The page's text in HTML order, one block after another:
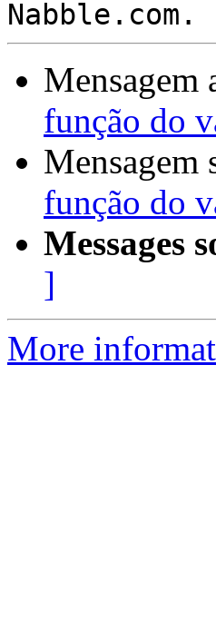
Mensagem
função do
Mensagem
função do
Messages
]
More